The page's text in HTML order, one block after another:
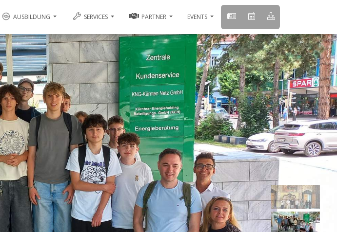
AUSBILDUNG SERVICES PARTNER EVENTS